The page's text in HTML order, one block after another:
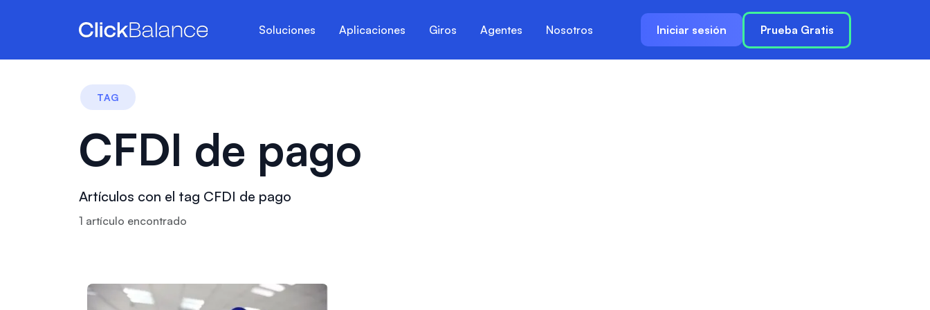
Soluciones Aplicaciones Giros Agentes Nosotros Iniciar sesión Prueba Gratis
TAG
CFDI de pago
Artículos con el tag CFDI de pago
1 artículo encontrado